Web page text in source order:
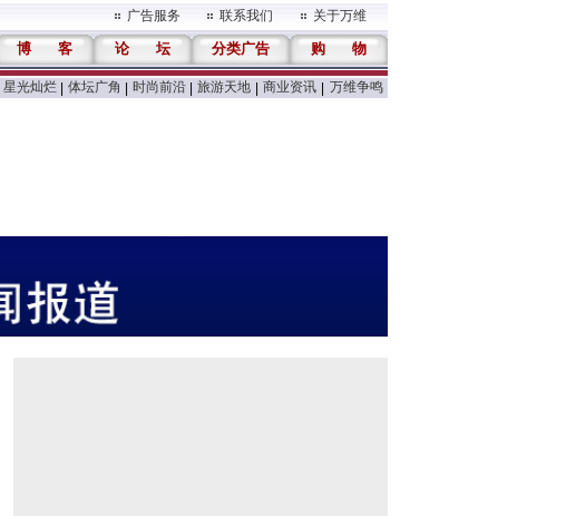
广告服务 联系我们 关于万维
博 客 论 坛 分类广告 购 物
星光灿烂 体坛广角 时尚前沿 旅游天地 商业资讯 万维争鸣